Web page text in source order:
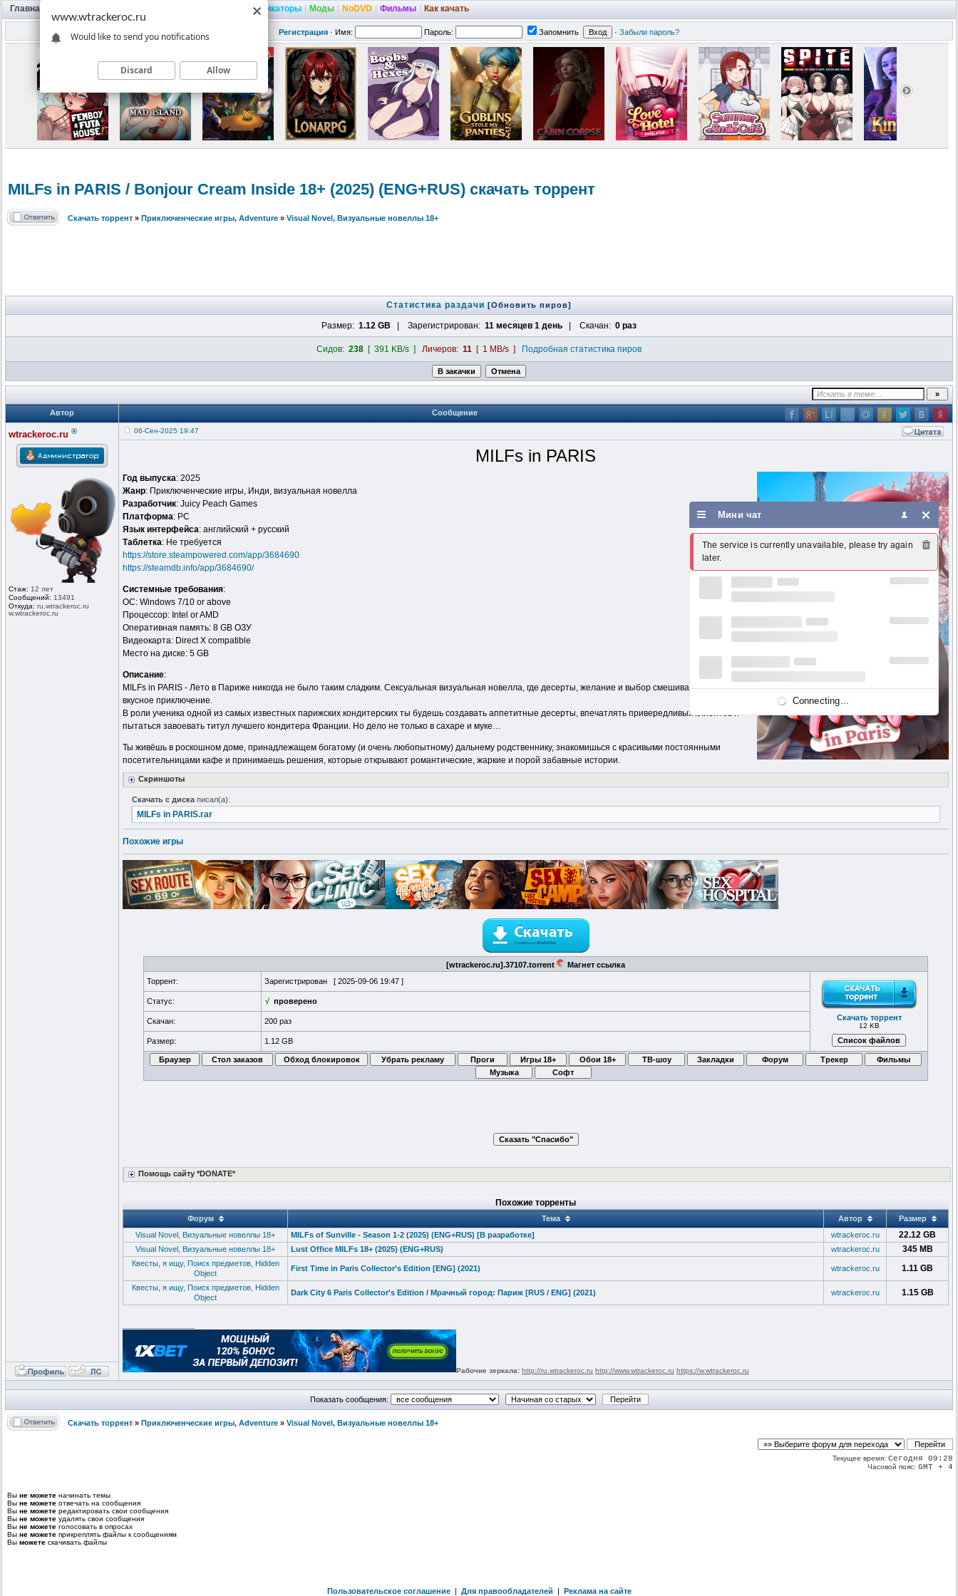
Главная Русификаторы Моды NoDVD Фильмы Как качать
Регистрация · Имя: Пароль: Запомнить · Забыли пароль?
MILFs in PARIS / Bonjour Cream Inside 18+ (2025) (ENG+RUS) скачать торрент
Скачать торрент » Приключенческие игры, Adventure » Visual Novel, Визуальные новеллы 18+
Статистика раздачи [Обновить пиров]
Размер: 1.12 GB | Зарегистрирован: 11 месяцев 1 день | Скачан: 0 раз
Сидов: 238 [ 391 KB/s ] Личеров: 11 [ 1 MB/s ] Подробная статистика пиров
Автор Сообщение
wtrackeroc.ru ®
Стаж: 12 лет
Сообщений: 13491
Откуда: ru.wtrackeroc.ru
w.wtrackeroc .ru
06-Сен-2025 19:47
MILFs in PARIS
Год выпуска: 2025
Жанр: Приключенческие игры, Инди, визуальная новелла
Разработчик: Juicy Peach Games
Платформа: PC
Язык интерфейса: английский + русский
Таблeтка: Не требуется
https://store.steampowered.com/app/3684690
https://steamdb.info/app/3684690/
Системные требования:
ОС: Windows 7/10 or above
Процессор: Intel or AMD
Оперативная память: 8 GB ОЗУ
Видеокарта: Direct X compatible
Место на диске: 5 GB
Описание:
MILFs in PARIS - Лето в Париже никогда не было таким сладким. Сексуальная визуальная новелла, где десерты, желание и выбор смешиваются в одно
вкусное приключение.
В роли ученика одной из самых известных парижских кондитерских ты будешь создавать аппетитные десерты, впечатлять привередливых клиентов и
пытаться завоевать титул лучшего кондитера Франции. Но дело не только в сахаре и муке…
Ты живёшь в роскошном доме, принадлежащем богатому (и очень любопытному) дальнему родственнику, знакомишься с красивыми постоянными
посетительницами кафе и принимаешь решения, которые открывают романтические, жаркие и порой забавные истории.
Скриншоты
Скачать с дискаписал(а):
MILFs in PARIS.rar
Похожие игры
[wtrackeroc.ru].37107.torrent
Магнет ссылка
Торрент:
Зарегистрирован [ 2025-09-06 19:47 ]
Скачать торрент
12 KB
Статус: √ проверено
Скачан: 200 раз
Размер: 1.12 GB
Помощь сайту *DONATE*
Похожие торренты
Форум Тема Автор
Размер
Visual Novel, Визуальные новеллы 18+
MILFs of Sunville - Season 1-2 (2025) (ENG+RUS) [В разработке] wtrackeroc.ru 22.12 GB
Visual Novel, Визуальные новеллы 18+ Lust Office MILFs 18+ (2025) (ENG+RUS) wtrackeroc.ru 345 MB
Квесты, я ищу, Поиск предметов, Hidden
Object
First Time in Paris Collector’s Edition [ENG] (2021) wtrackeroc.ru 1.11 GB
Квесты, я ищу, Поиск предметов, Hidden
Object
Dark City 6 Paris Collector's Edition / Мрачный город: Париж [RUS / ENG] (2021) wtrackeroc.ru 1.15 GB
Рабочие зеркала: http://ru.wtrackeroc.ru http://www.wtrackeroc.ru https://w.wtrackeroc.ru
Показать сообщения:
Скачать торрент » Приключенческие игры, Adventure » Visual Novel, Визуальные новеллы 18+
Текущее время: Сегодня 09:28
Часовой пояс: GMT + 4
Вы не можете начинать темы
Вы не можете отвечать на сообщения
Вы не можете редактировать свои сообщения
Вы не можете удалять свои сообщения
Вы не можете голосовать в опросах
Вы не можете прикреплять файлы к сообщениям
Вы можете скачивать файлы
Пользовательское соглашение | Для правообладателей | Реклама на сайте
www.wtrackeroc.ru
Would like to send you notifications
Discard Allow
Мини чат
The service is currently unavailable, please try again
later.
Connecting...